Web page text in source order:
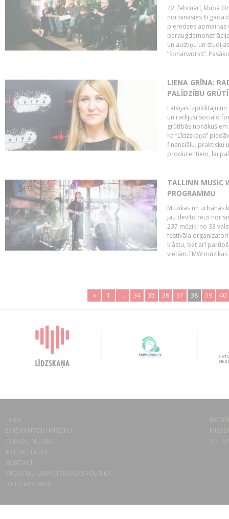
22. februārī, klubā
norisināsies šī gada
pieredzes apmaiņas
un austiņu un
“Sonarworks”.
LIENA GRĪNA:
PALĪDZĪBU
Latvijas Izpildītāju
un radījusi sociālo
grūtībās
ka “Līdzskaņa”
finansiālu, praktisku
producentiem, lai
TALLINN MUSIC
PROGRAMMU
Mūzikas un urbānās
jau devīto reizi
237 mūziķi no 33
festivāla
klāstu, bet arī
vietām.TMW
« 1 .. 34 35 36 37 38 39 40
LAIPA
ES IZMANTOJU MŪZIKU
ES RADU MŪZIKU
AKTUALITĀTES
KONTAKTI
SĪKDATŅU IZMANTOŠANAS POLITIKA
DATU APSTRĀDE
TEL.